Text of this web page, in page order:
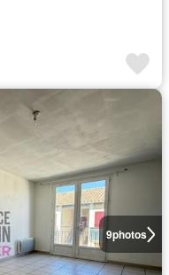
9photos